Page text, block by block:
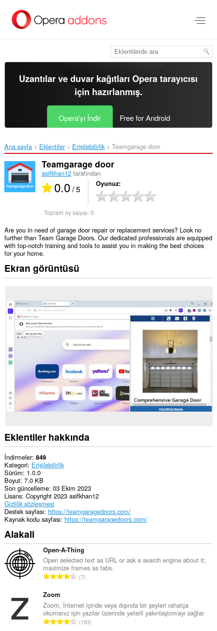
içeriğe
Uzantılar ve duvar kağıtlarıOpera tarayıcısı
için hazırlanmış.
Opera'yı İndir Free for Android
Ana sayfa Eklentiler Erişilebilirlik Teamgarage door‎
Teamgarage door
asifkhan12tarafından
0.0/ 5 Oyunuz
Toplam oy sayısı:0
Are you in need of garage door repair or replacement services? Look no
further than Team Garage Doors. Our dedicated professionals are equipped
with top-notch training and tools to assist you in making the best choices
for your home.
Ekran görüntüsü
Eklentiler hakkında
İndirmeler 849
Kategori Erişilebilirlik
Sürüm 1.0.0
Boyut 7,0 KB
Son güncelleme 03 Ekim 2023
Lisans Copyright 2023 asifkhan12
Gizlilik sözleşmesi
Destek sayfası https://teamgaragedoors.com/
Kaynak kodu sayfası https://teamgaragedoors.com/
Alakali
Open-A-Thing
Open selected text as URL or ask a search engine about it;
maximize frames as tabs.
T
l
a
m
7
Zoom
Zoom, İnternet içinde veya dışında bir şeyleri rahatça
okumanız için yazılar üzerinde yeterli yakınlaştırmayı sağlar.
T193